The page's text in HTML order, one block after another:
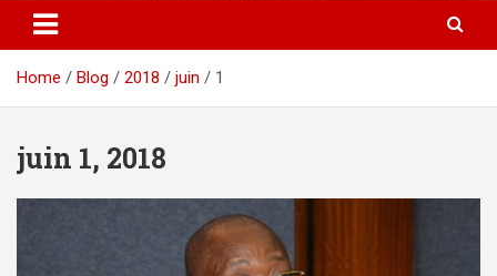
Home Blog 2018 juin 1
juin 1, 2018